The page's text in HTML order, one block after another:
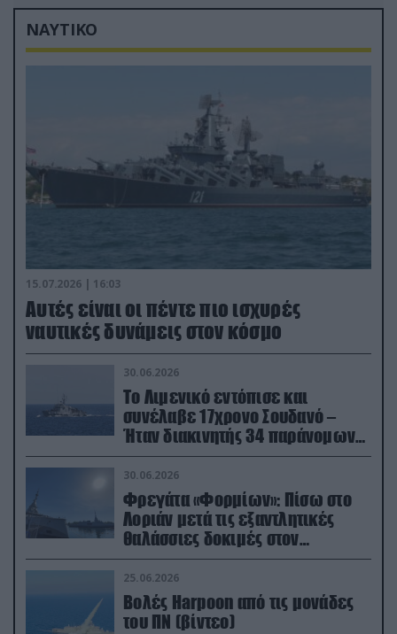
ΝΑΥΤΙΚΟ
15.07.2026 | 16:03
Aυτές είναι οι πέντε πιο ισχυρές
ναυτικές δυνάμεις στον κόσμο
30.06.2026
Το Λιμενικό εντόπισε και
συνέλαβε 17χρονο Σουδανό –
Ήταν διακινητής 34 παράνομων
μεταναστών
30.06.2026
Φρεγάτα «Φορμίων»: Πίσω στο
Λοριάν μετά τις εξαντλητικές
θαλάσσιες δοκιμές στον
απαιτητικό Βισκαϊκό
25.06.2026
Βολές Harpoon από τις μονάδες
του ΠΝ (βίντεο)